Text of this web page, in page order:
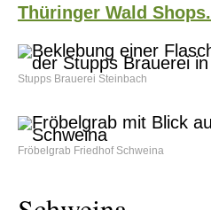
Thüringer Wald Shops.
Stupps Brauerei Steinbach
Fröbelgrab Friedhof Schweina